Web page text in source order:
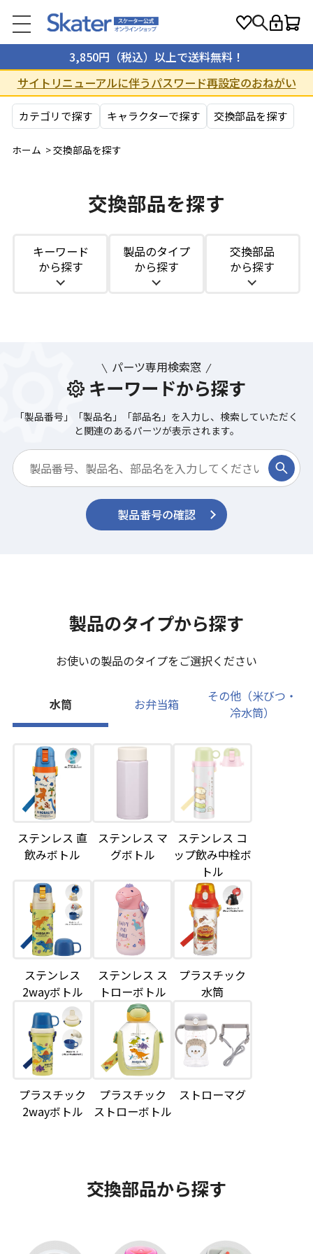
3,850円（税込）以上で送料無料！
サイトリニューアルに伴うパスワード再設定のおねがい
カテゴリで探す キャラクターで探す 交換部品を探す
ホーム >交換部品を探す
交換部品を探す
キーワード
から探す
製品のタイプ
から探す
交換部品
から探す
パーツ専用検索窓
キーワードから探す
「製品番号」「製品名」「部品名」を入力し、検索していただく
と関連のあるパーツが表示されます。
製品番号の確認
製品のタイプから探す
お使いの製品のタイプをご選択ください
水筒 お弁当箱
その他（米びつ・
冷水筒）
ステンレス 直
飲みボトル
ステンレス マ
グボトル
ステンレス コ
ップ飲み中栓ボ
トル
ステンレス
2wayボトル
ステンレス ス
トローボトル
プラスチック
水筒
プラスチック
2wayボトル
プラスチック
ストローボトル
ストローマグ
交換部品から探す